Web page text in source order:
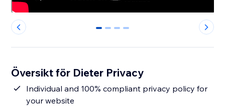
0 1 2 3
Översikt för Dieter Privacy
Individual and 100% compliant privacy policy for
your website